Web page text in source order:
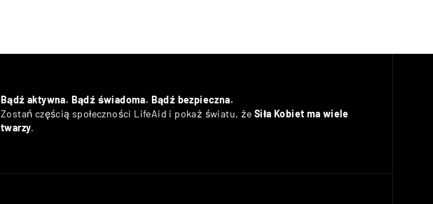
Bądź aktywna. Bądź świadoma. Bądź bezpieczna.
Zostań częścią społeczności LifeAid i pokaż światu, że Siła Kobiet ma wiele
twarzy.